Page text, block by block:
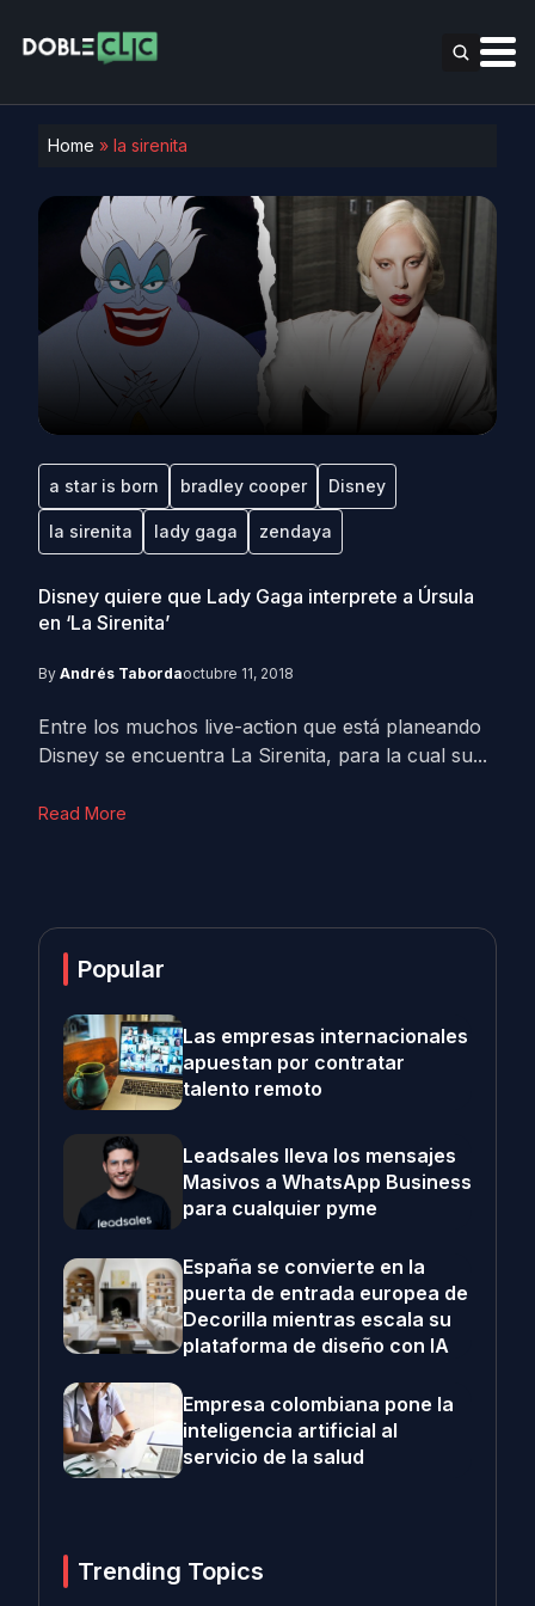
Home » la sirenita
a star is born bradley cooper Disney
la sirenita lady gaga zendaya
Disney quiere que Lady Gaga interprete a Úrsula
en ‘La Sirenita’
By Andrés Tabordaoctubre 11, 2018
Entre los muchos live-action que está planeando
Disney se encuentra La Sirenita, para la cual su...
Read More
Popular
Las empresas internacionales
apuestan por contratar
talento remoto
Leadsales lleva los mensajes
Masivos a WhatsApp Business
para cualquier pyme
España se convierte en la
puerta de entrada europea de
Decorilla mientras escala su
plataforma de diseño con IA
Empresa colombiana pone la
inteligencia artificial al
servicio de la salud
Trending Topics